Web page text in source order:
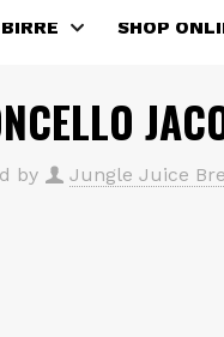
BIRRE SHOP
by Jungle Juice